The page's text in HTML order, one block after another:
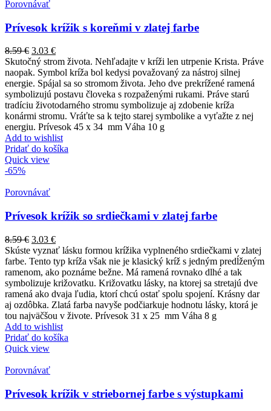
Porovnávať
Prívesok krížik s koreňmi v zlatej farbe
8.59€ 3.03 €
Skutočný strom života. Nehľadajte v kríži len utrpenie Krista. Práve
naopak. Symbol kríža bol kedysi považovaný za nástroj silnej
energie. Spájal sa so stromom života. Jeho dve prekrížené ramená
symbolizujú postavu človeka s rozpaženými rukami. Práve starú
tradíciu životodarného stromu symbolizuje aj zdobenie kríža
konármi stromu. Vráťte sa k tejto starej symbolike a vyťažte z nej
energiu. Prívesok 45 x 34 mm Váha 10 g
Add to wishlist
Pridať do košíka
Quick view
-65%
Porovnávať
Prívesok krížik so srdiečkami v zlatej farbe
8.59€ 3.03 €
Skúste vyznať lásku formou krížika vyplneného srdiečkami v zlatej
farbe. Tento typ kríža však nie je klasický kríž s jedným predĺženým
ramenom, ako poznáme bežne. Má ramená rovnako dlhé a tak
symbolizuje križovatku. Križovatku lásky, na ktorej sa stretajú dve
ramená ako dvaja ľudia, ktorí chcú ostať spolu spojení. Krásny dar
aj ozdôbka. Zlatá farba navyše podčiarkuje hodnotu lásky, ktorá je
tou najväčšou v živote. Prívesok 31 x 25 mm Váha 8 g
Add to wishlist
Pridať do košíka
Quick view
Porovnávať
Prívesok krížik v striebornej farbe s výstupkami